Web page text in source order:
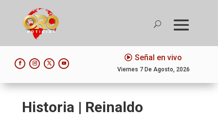
Señal en vivo
Viernes 7 De Agosto, 2026
Historia | Reinaldo